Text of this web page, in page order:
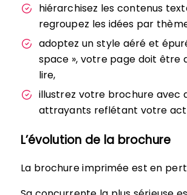
hiérarchisez les contenus
regroupez les idées par
adoptez un style aéré et
space », votre page doit être
lire,
illustrez votre brochure avec
attrayants reflétant votre
L’évolution de la brochure
La brochure imprimée est en